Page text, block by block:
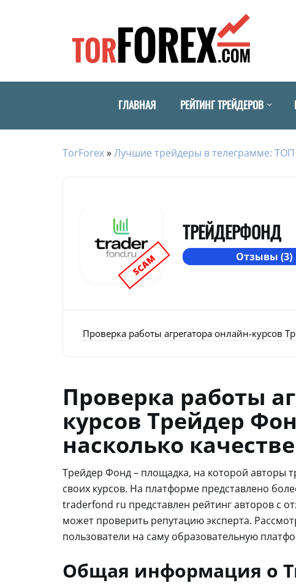
ГЛАВНАЯ РЕЙТИНГ ТРЕЙДЕРОВ
TorForex»Лучшие трейдеры в телеграмме: ТОП
SCAM
ТРЕЙДЕРФОНД
Отзывы (3)
Проверка работы агрегатора онлайн-курсов
Проверка работы
курсов Трейдер
насколько
Трейдер Фонд – площадка, на которой авторы
своих курсов. На платформе представлено
traderfond ru представлен рейтинг авторов с
может проверить репутацию эксперта.
пользователи на саму образовательную
Общая информация о